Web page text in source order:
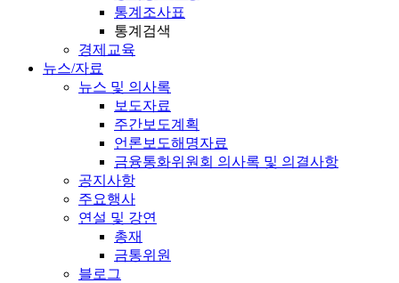
통계조사표
통계검색
경제교육
뉴스/자료
뉴스 및 의사록
보도자료
주간보도계획
언론보도해명자료
금융통화위원회 의사록 및 의결사항
공지사항
주요행사
연설 및 강연
총재
금통위원
블로그